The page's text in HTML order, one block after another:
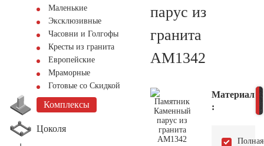
Маленькие
Эксклюзивные
Часовни и Голгофы
Кресты из гранита
Европейские
Мраморные
Готовые со Скидкой
Комплексы
Цоколя
парус из
гранита
AM1342
Материал
:
Полная